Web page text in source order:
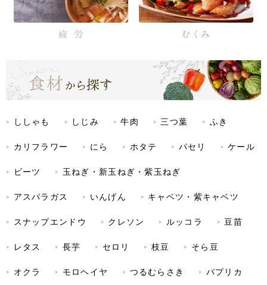
疲労 むくみ
ししゃも しじみ 牛肉 三つ葉 ふき
カリフラワー にら ホタテ パセリ ケール
ビーツ 玉ねぎ・新玉ねぎ・紫玉ねぎ
アスパラガス いんげん キャベツ・紫キャベツ
スナップエンドウ クレソン ルッコラ 豆苗
レタス 長芋 セロリ 枝豆 そら豆
オクラ モロヘイヤ つるむらさき パプリカ